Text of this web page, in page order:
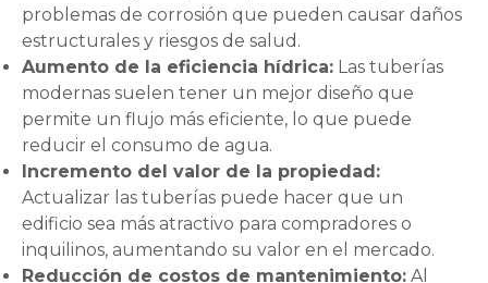
problemas de corrosión que pueden causar daños
estructurales y riesgos de salud.
Aumento de la eficiencia hídrica: Las tuberías
modernas suelen tener un mejor diseño que
permite un flujo más eficiente, lo que puede
reducir el consumo de agua.
Incremento del valor de la propiedad:
Actualizar las tuberías puede hacer que un
edificio sea más atractivo para compradores o
inquilinos, aumentando su valor en el mercado.
Reducción de costos de mantenimiento: Al